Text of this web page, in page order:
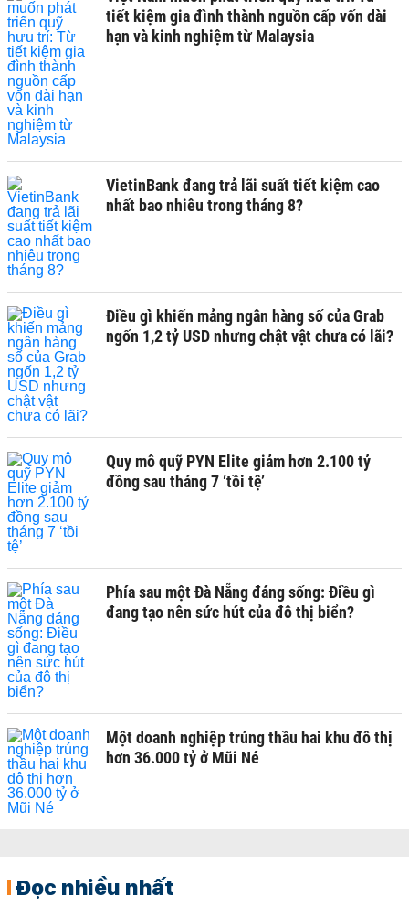
tiết kiệm gia đình thành nguồn cấp vốn dài
hạn và kinh nghiệm từ Malaysia
VietinBank đang trả lãi suất tiết kiệm cao
nhất bao nhiêu trong tháng 8?
Điều gì khiến mảng ngân hàng số của Grab
ngốn 1,2 tỷ USD nhưng chật vật chưa có lãi?
Quy mô quỹ PYN Elite giảm hơn 2.100 tỷ
đồng sau tháng 7 ‘tồi tệ’
Phía sau một Đà Nẵng đáng sống: Điều gì
đang tạo nên sức hút của đô thị biển?
Một doanh nghiệp trúng thầu hai khu đô thị
hơn 36.000 tỷ ở Mũi Né
Đọc nhiều nhất